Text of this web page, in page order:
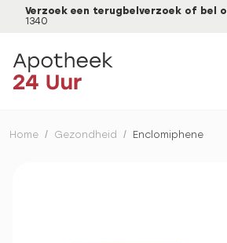
Verzoek een terugbelverzoek of bel
1340
Home / Gezondheid / Enclomiphene